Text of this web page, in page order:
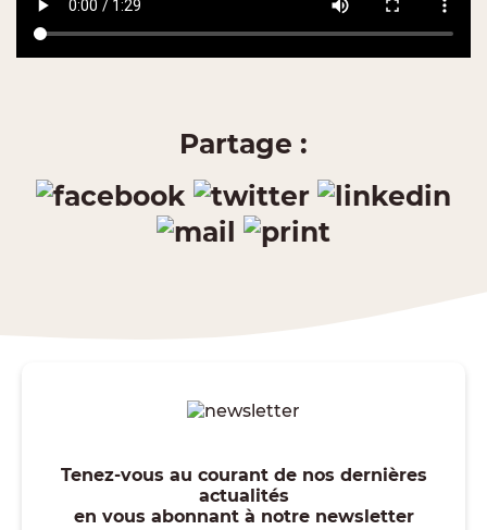
Partage :
Tenez-vous au courant de nos dernières
actualités
en vous abonnant à notre newsletter